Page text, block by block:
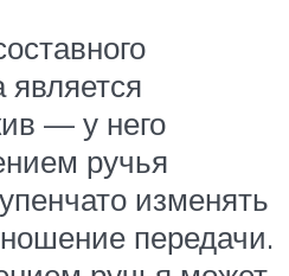
является
— у него
ручья
изменять
передачи.